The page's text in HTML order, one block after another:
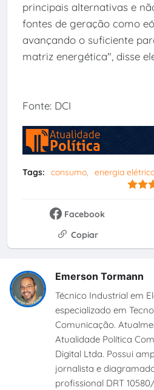
principais alternativas e
fontes de geração como
avançando o suficiente
matriz energética", disse
Fonte: DCI
Tags: consumo energia
Facebook
Copiar
Emerson Tormann
Técnico Industrial em
especializado em
Comunicação.
Atualidade Política
Digital Ltda. Possui
jornalista e
profissional DRT